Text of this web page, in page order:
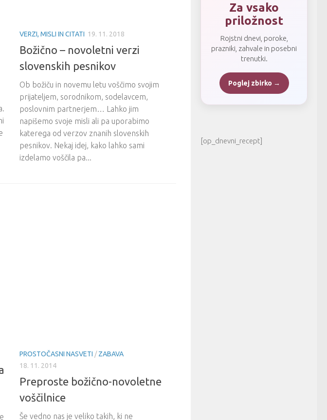
VERZI, MISLI IN CITATI 19. 11. 2018
Božično – novoletni verzi
slovenskih pesnikov
Ob božiču in novemu letu voščimo svojim
prijateljem, sorodnikom, sodelavcem,
poslovnim partnerjem… Lahko jim
napišemo svoje misli ali pa uporabimo
katerega od verzov znanih slovenskih
pesnikov. Nekaj idej, kako lahko sami
izdelamo voščila pa...
PROSTOČASNI NASVETI /ZABAVA
18. 11. 2014
Preproste božično-novoletne
voščilnice
Še vedno nas je veliko takih, ki ne
Za vsako
priložnost
Rojstni dnevi, poroke,
prazniki, zahvale in posebni
trenutki.
Poglej zbirko →
[op_dnevni_recept]